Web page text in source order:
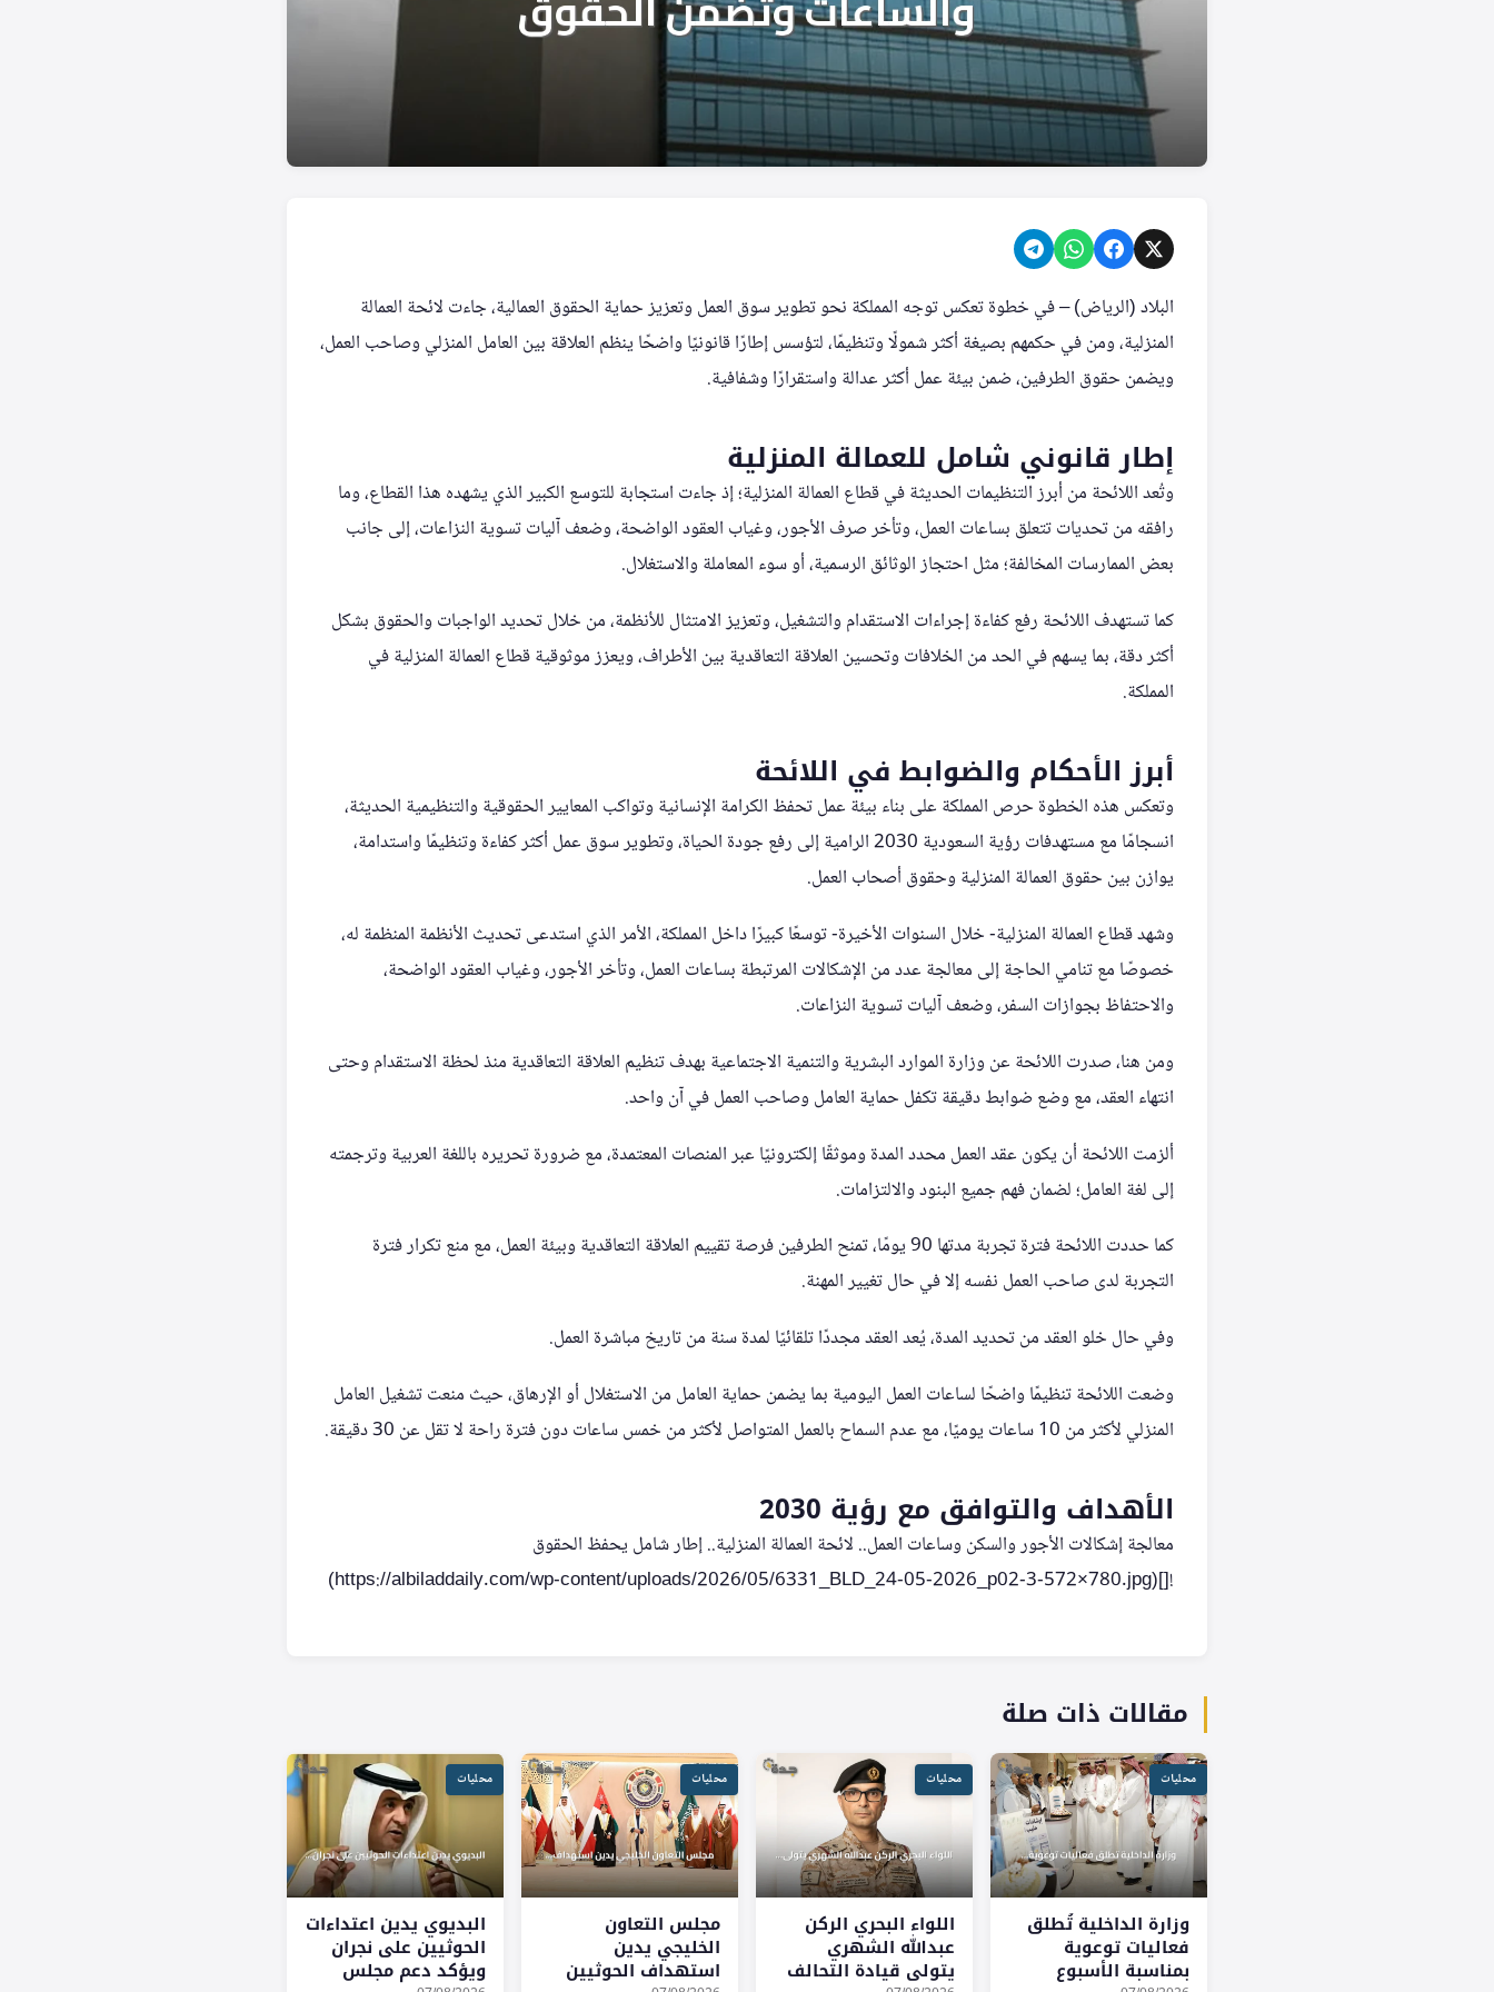
البلاد (الرياض) – في خطوة تعكس توجه المملكة نحو تطوير سوق العمل وتعزيز حماية الحقوق العمالية، جاءت لائحة العمالة
المنزلية، ومن في حكمهم بصيغة أكثر شمولًا وتنظيمًا، لتؤسس إطارًا قانونيًا واضحًا ينظم العلاقة بين العامل المنزلي وصاحب العمل،
ويضمن حقوق الطرفين، ضمن بيئة عمل أكثر عدالة واستقرارًا وشفافية.
إطار قانوني شامل للعمالة المنزلية
وتُعد اللائحة من أبرز التنظيمات الحديثة في قطاع العمالة المنزلية؛ إذ جاءت استجابة للتوسع الكبير الذي يشهده هذا القطاع، وما
رافقه من تحديات تتعلق بساعات العمل، وتأخر صرف الأجور، وغياب العقود الواضحة، وضعف آليات تسوية النزاعات، إلى جانب
بعض الممارسات المخالفة؛ مثل احتجاز الوثائق الرسمية، أو سوء المعاملة والاستغلال.
كما تستهدف اللائحة رفع كفاءة إجراءات الاستقدام والتشغيل، وتعزيز الامتثال للأنظمة، من خلال تحديد الواجبات والحقوق بشكل
أكثر دقة، بما يسهم في الحد من الخلافات وتحسين العلاقة التعاقدية بين الأطراف، ويعزز موثوقية قطاع العمالة المنزلية في
المملكة.
أبرز الأحكام والضوابط في اللائحة
وتعكس هذه الخطوة حرص المملكة على بناء بيئة عمل تحفظ الكرامة الإنسانية وتواكب المعايير الحقوقية والتنظيمية الحديثة،
انسجامًا مع مستهدفات رؤية السعودية 2030 الرامية إلى رفع جودة الحياة، وتطوير سوق عمل أكثر كفاءة وتنظيمًا واستدامة،
يوازن بين حقوق العمالة المنزلية وحقوق أصحاب العمل.
وشهد قطاع العمالة المنزلية- خلال السنوات الأخيرة- توسعًا كبيرًا داخل المملكة، الأمر الذي استدعى تحديث الأنظمة المنظمة له،
خصوصًا مع تنامي الحاجة إلى معالجة عدد من الإشكالات المرتبطة بساعات العمل، وتأخر الأجور، وغياب العقود الواضحة،
والاحتفاظ بجوازات السفر، وضعف آليات تسوية النزاعات.
ومن هنا، صدرت اللائحة عن وزارة الموارد البشرية والتنمية الاجتماعية بهدف تنظيم العلاقة التعاقدية منذ لحظة الاستقدام وحتى
انتهاء العقد، مع وضع ضوابط دقيقة تكفل حماية العامل وصاحب العمل في آن واحد.
ألزمت اللائحة أن يكون عقد العمل محدد المدة وموثقًا إلكترونيًا عبر المنصات المعتمدة، مع ضرورة تحريره باللغة العربية وترجمته
إلى لغة العامل؛ لضمان فهم جميع البنود والالتزامات.
كما حددت اللائحة فترة تجربة مدتها 90 يومًا، تمنح الطرفين فرصة تقييم العلاقة التعاقدية وبيئة العمل، مع منع تكرار فترة
التجربة لدى صاحب العمل نفسه إلا في حال تغيير المهنة.
وفي حال خلو العقد من تحديد المدة، يُعد العقد مجددًا تلقائيًا لمدة سنة من تاريخ مباشرة العمل.
وضعت اللائحة تنظيمًا واضحًا لساعات العمل اليومية بما يضمن حماية العامل من الاستغلال أو الإرهاق، حيث منعت تشغيل العامل
المنزلي لأكثر من 10 ساعات يوميًا، مع عدم السماح بالعمل المتواصل لأكثر من خمس ساعات دون فترة راحة لا تقل عن 30 دقيقة.
الأهداف والتوافق مع رؤية 2030
معالجة إشكالات الأجور والسكن وساعات العمل.. لائحة العمالة المنزلية.. إطار شامل يحفظ الحقوق
![](https://albiladdaily.com/wp-content/uploads/2026/05/6331_BLD_24-05-2026_p02-3-572×780.jpg)
مقالات ذات صلة
محليات
وزارة الداخلية تُطلق
فعاليات توعوية
بمناسبة الأسبوع
محليات
اللواء البحري الركن
عبدالله الشهري
يتولى قيادة التحالف
محليات
مجلس التعاون
الخليجي يدين
استهداف الحوثيين
محليات
البديوي يدين اعتداءات
الحوثيين على نجران
ويؤكد دعم مجلس